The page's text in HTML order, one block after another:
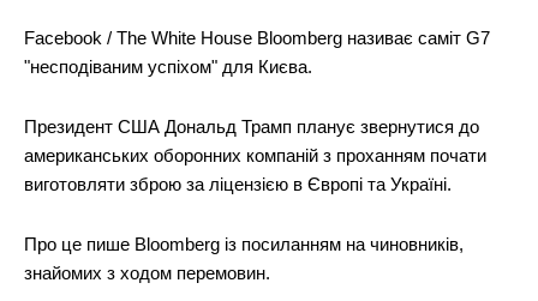
Facebook / The White House Bloomberg називає саміт G7
"несподіваним успіхом" для Києва.
Президент США Дональд Трамп планує звернутися до
американських оборонних компаній з проханням почати
виготовляти зброю за ліцензією в Європі та Україні.
Про це пише Bloomberg із посиланням на чиновників,
знайомих з ходом перемовин.